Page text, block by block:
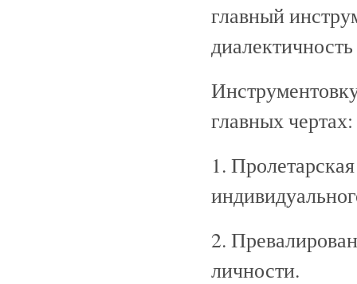
главный
главных чертах:
1.
2.
личности.